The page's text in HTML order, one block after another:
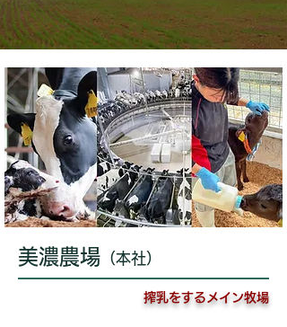
​美濃農場 （本社）
搾乳をするメイン牧場